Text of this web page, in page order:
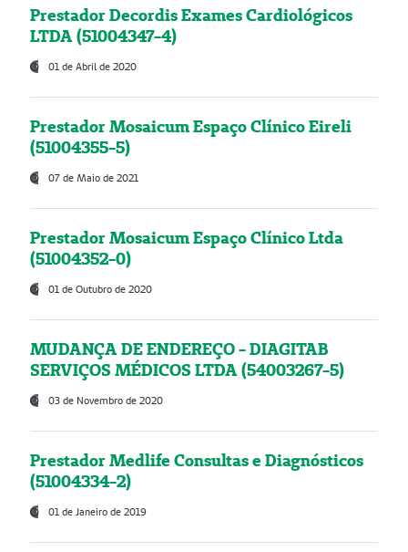
Prestador Decordis Exames Cardiológicos
LTDA (51004347-4)
01 de Abril de 2020
Prestador Mosaicum Espaço Clínico Eireli
(51004355-5)
07 de Maio de 2021
Prestador Mosaicum Espaço Clínico Ltda
(51004352-0)
01 de Outubro de 2020
MUDANÇA DE ENDEREÇO - DIAGITAB
SERVIÇOS MÉDICOS LTDA (54003267-5)
03 de Novembro de 2020
Prestador Medlife Consultas e Diagnósticos
(51004334-2)
01 de Janeiro de 2019